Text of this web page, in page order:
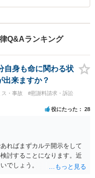
Q&Aランキング
自身も命に関わる状
出来ますか？
ス・事故
#慰謝料請求・訴訟
役にたった 28
ればまずカルテ開示をして
討することになります。近
でしょう。